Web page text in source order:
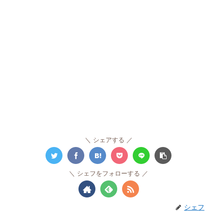
シェアする
シェフをフォローする
シェフ